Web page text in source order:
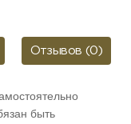
Отзывов (0)
быть